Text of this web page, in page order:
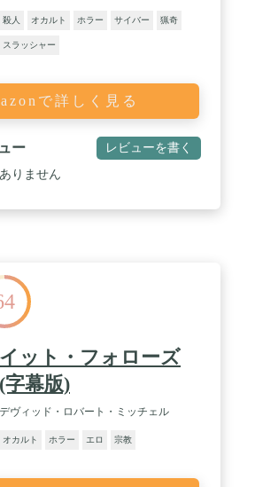
殺人 オカルト ホラー サイバー 猟奇
スラッシャー
で詳しく見る
ー レビューを書く
りません
イット・フォローズ
(字幕版)
デヴィッド・ロバート・ミッチェル
オカルト ホラー エロ 宗教